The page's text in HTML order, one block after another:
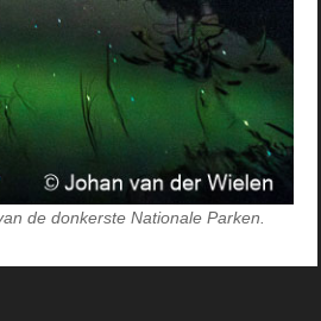
de donkerste Nationale Parken.